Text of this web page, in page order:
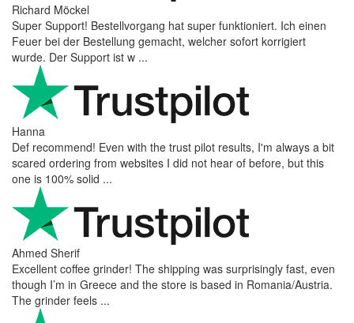
Richard Möckel
Super Support! Bestellvorgang hat super funktioniert. Ich einen
Feuer bei der Bestellung gemacht, welcher sofort korrigiert
wurde. Der Support ist w ...
Hanna
Def recommend! Even with the trust pilot results, I'm always a bit
scared ordering from websites I did not hear of before, but this
one is 100% solid ...
Ahmed Sherif
Excellent coffee grinder! The shipping was surprisingly fast, even
though I’m in Greece and the store is based in Romania/Austria.
The grinder feels ...